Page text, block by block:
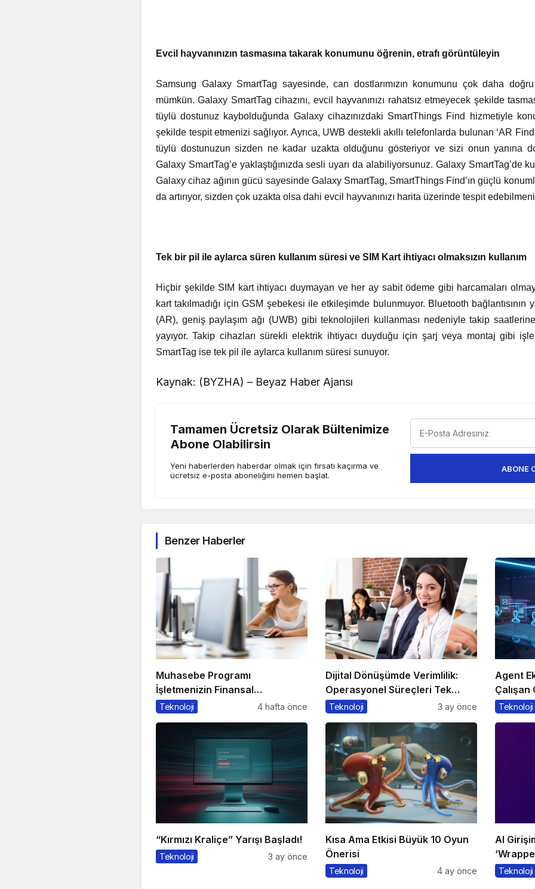
Evcil hayvanınızın tasmasına takarak konumunu öğrenin, etrafı görüntüleyin
Samsung Galaxy SmartTag sayesinde, can dostlarımızın konumunu çok daha
mümkün. Galaxy SmartTag cihazını, evcil hayvanınızı rahatsız etmeyecek şekilde
tüylü dostunuz kaybolduğunda Galaxy cihazınızdaki SmartThings Find hizmetiyle
şekilde tespit etmenizi sağlıyor. Ayrıca, UWB destekli akıllı telefonlarda bulunan ‘AR
tüylü dostunuzun sizden ne kadar uzakta olduğunu gösteriyor ve sizi onun yanına
Galaxy SmartTag’e yaklaştığınızda sesli uyarı da alabiliyorsunuz. Galaxy SmartTag’de
Galaxy cihaz ağının gücü sayesinde Galaxy SmartTag, SmartThings Find’ın güçlü
da artırıyor, sizden çok uzakta olsa dahi evcil hayvanınızı harita üzerinde tespit
Tek bir pil ile aylarca süren kullanım süresi ve SIM Kart ihtiyacı olmaksızın kullanım
Hiçbir şekilde SIM kart ihtiyacı duymayan ve her ay sabit ödeme gibi harcamaları
kart takılmadığı için GSM şebekesi ile etkileşimde bulunmuyor. Bluetooth bağlantısının
(AR), geniş paylaşım ağı (UWB) gibi teknolojileri kullanması nedeniyle takip
yayıyor. Takip cihazları sürekli elektrik ihtiyacı duyduğu için şarj veya montaj gibi
SmartTag ise tek pil ile aylarca kullanım süresi sunuyor.
Kaynak: (BYZHA) – Beyaz Haber Ajansı
Tamamen Ücretsiz Olarak Bültenimize
Abone Olabilirsin
Yeni haberlerden haberdar olmak için fırsatı kaçırma ve
ücretsiz e-posta aboneliğini hemen başlat.
ABONE
Benzer Haberler
Muhasebe Programı
İşletmenizin Finansal
Yönetiminde Devrim Yaratacak
Teknoloji 4 hafta önce
Dijital Dönüşümde Verimlilik:
Operasyonel Süreçleri Tek
Merkezden Yönetin
Teknoloji 3 ay önce
Agent
Çalışan
Teknoloji
“Kırmızı Kraliçe” Yarışı Başladı!
Teknoloji 3 ay önce
Kısa Ama Etkisi Büyük 10 Oyun
Önerisi
Teknoloji 4 ay önce
AI
Teknoloji